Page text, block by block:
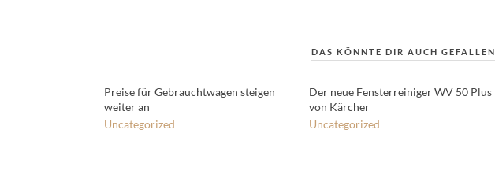
DAS KÖNNTE DIR AUCH GEFALLEN
Preise für Gebrauchtwagen steigen
weiter an
Uncategorized
Der neue Fensterreiniger WV 50 Plus
von Kärcher
Uncategorized